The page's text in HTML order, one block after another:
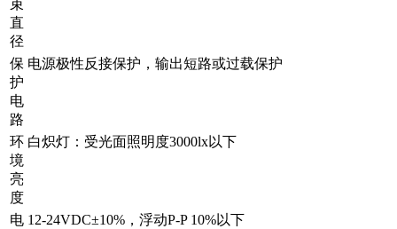
束
直
径
保
护
电
路
电源极性反接保护，输出短路或过载保护
环
境
亮
度
白炽灯：受光面照明度3000lx以下
电 12-24VDC±10%，浮动P-P 10%以下